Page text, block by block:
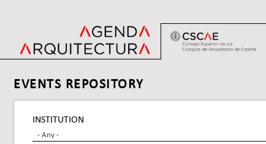
Back
EVENTS REPOSITORY
INSTITUTION
- Any -
Back